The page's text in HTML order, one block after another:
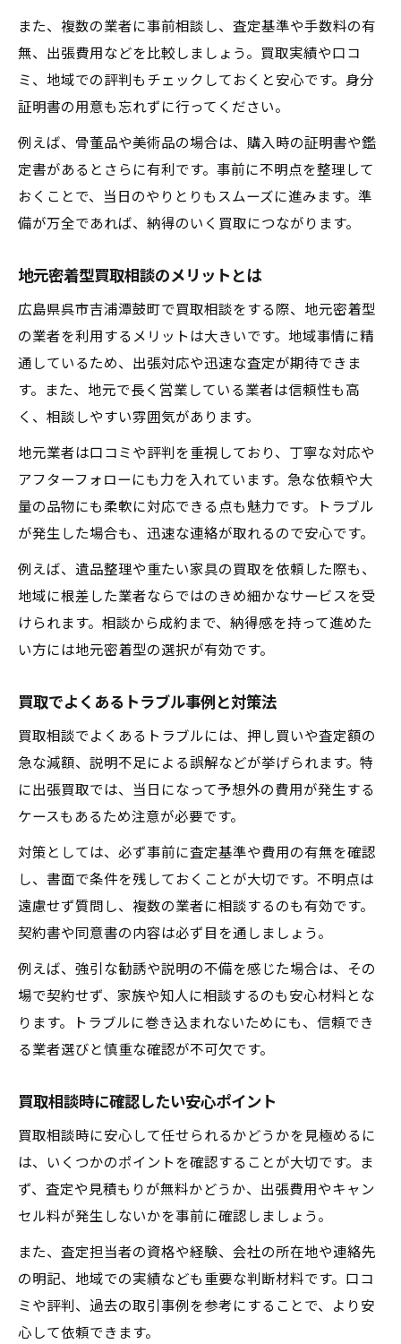
搬出から支払いまでの買取流れ紹介
家具買取相談で押さえたい安心ポイント
大型家具の買取を依頼する際の注意点
買取業者が重視する家具の査定基準
また、複数の業者に事前相談し、査定基準や手数料の有
無、出張費用などを比較しましょう。買取実績や口コ
ミ、地域での評判もチェックしておくと安心です。身分
証明書の用意も忘れずに行ってください。
例えば、骨董品や美術品の場合は、購入時の証明書や鑑
定書があるとさらに有利です。事前に不明点を整理して
おくことで、当日のやりとりもスムーズに進みます。準
備が万全であれば、納得のいく買取につながります。
地元密着型買取相談のメリットとは
広島県呉市吉浦潭鼓町で買取相談をする際、地元密着型
の業者を利用するメリットは大きいです。地域事情に精
通しているため、出張対応や迅速な査定が期待できま
す。また、地元で長く営業している業者は信頼性も高
く、相談しやすい雰囲気があります。
地元業者は口コミや評判を重視しており、丁寧な対応や
アフターフォローにも力を入れています。急な依頼や大
量の品物にも柔軟に対応できる点も魅力です。トラブル
が発生した場合も、迅速な連絡が取れるので安心です。
例えば、遺品整理や重たい家具の買取を依頼した際も、
地域に根差した業者ならではのきめ細かなサービスを受
けられます。相談から成約まで、納得感を持って進めた
い方には地元密着型の選択が有効です。
買取でよくあるトラブル事例と対策法
買取相談でよくあるトラブルには、押し買いや査定額の
急な減額、説明不足による誤解などが挙げられます。特
に出張買取では、当日になって予想外の費用が発生する
ケースもあるため注意が必要です。
対策としては、必ず事前に査定基準や費用の有無を確認
し、書面で条件を残しておくことが大切です。不明点は
遠慮せず質問し、複数の業者に相談するのも有効です。
契約書や同意書の内容は必ず目を通しましょう。
例えば、強引な勧誘や説明の不備を感じた場合は、その
場で契約せず、家族や知人に相談するのも安心材料とな
ります。トラブルに巻き込まれないためにも、信頼でき
る業者選びと慎重な確認が不可欠です。
買取相談時に確認したい安心ポイント
買取相談時に安心して任せられるかどうかを見極めるに
は、いくつかのポイントを確認することが大切です。ま
ず、査定や見積もりが無料かどうか、出張費用やキャン
セル料が発生しないかを事前に確認しましょう。
また、査定担当者の資格や経験、会社の所在地や連絡先
の明記、地域での実績なども重要な判断材料です。口コ
ミや評判、過去の取引事例を参考にすることで、より安
心して依頼できます。